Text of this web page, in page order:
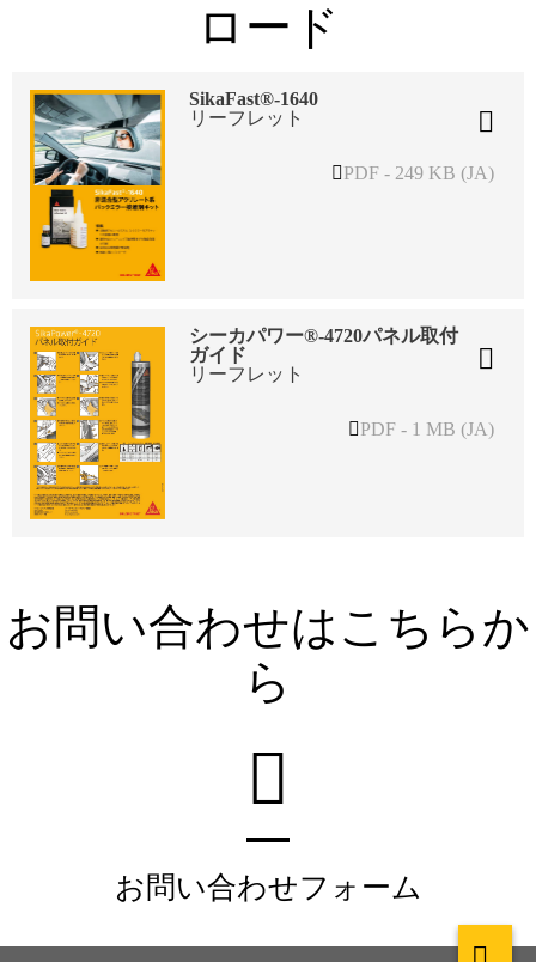
ロード
SikaFast®-1640
リーフレット
PDF - 249 KB (JA)
シーカパワー®-4720パネル取付
ガイド
リーフレット
PDF - 1 MB (JA)
お問い合わせはこちらか
ら
お問い合わせフォーム